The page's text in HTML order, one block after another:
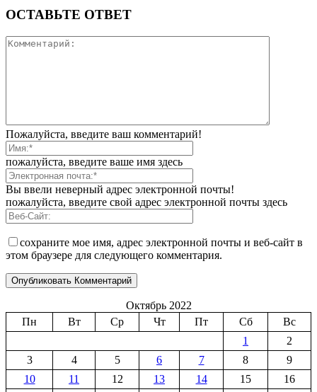
ОСТАВЬТЕ ОТВЕТ
Пожалуйста, введите ваш комментарий!
пожалуйста, введите ваше имя здесь
Вы ввели неверный адрес электронной почты!
пожалуйста, введите свой адрес электронной почты здесь
сохраните мое имя, адрес электронной почты и веб-сайт в
этом браузере для следующего комментария.
Октябрь 2022
Пн
Вт Ср Чт Пт Сб
Вс
1
2
3
4 5 6 7 8
9
10
11 12 13 14 15
16